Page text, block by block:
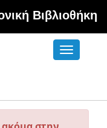
Βιβλιοθήκη
Toggle